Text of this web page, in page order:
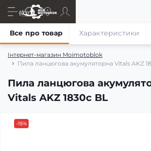
Інтернет-магазин Moimotoblok
Пила ланцюгова акумуляторна Vitals AKZ
Пила ланцюгова
Vitals AKZ 1830c BL
Все про товар Характеристики
-15%